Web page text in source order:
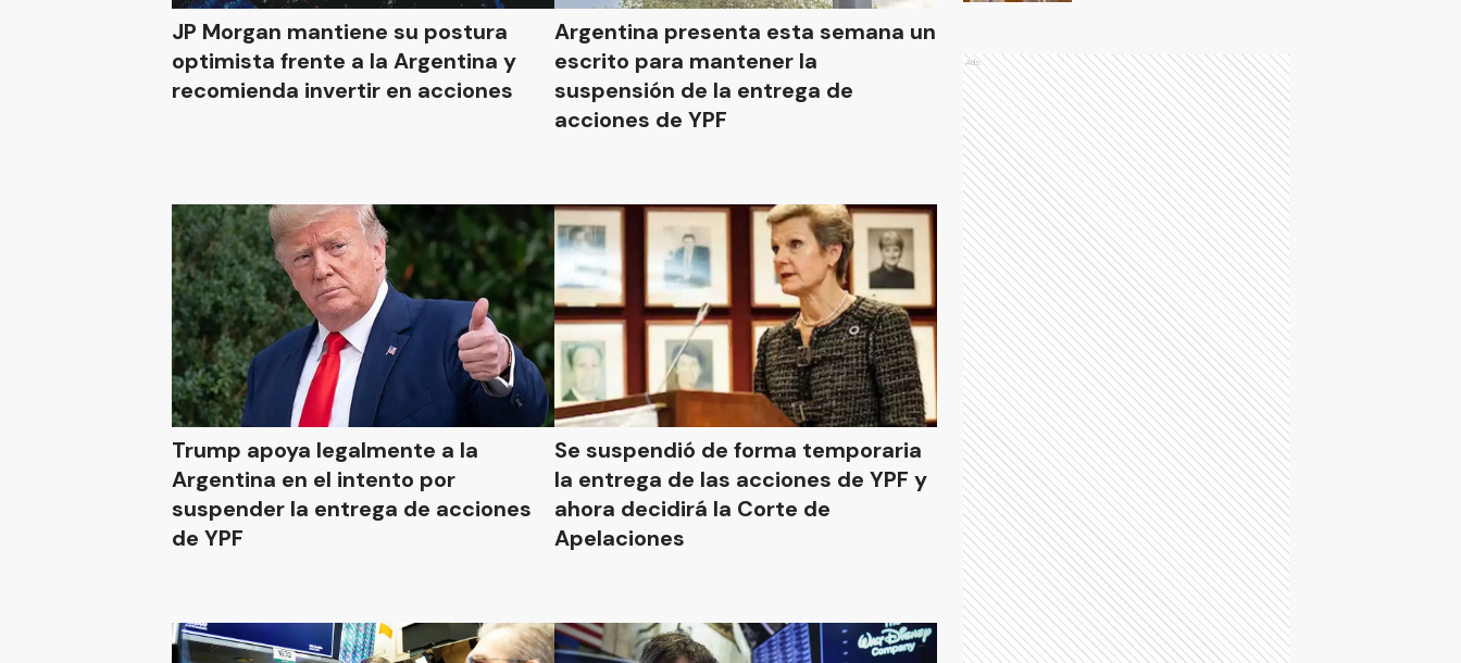
JP Morgan mantiene su postura
optimista frente a la Argentina y
recomienda invertir en acciones
Argentina presenta esta semana un
escrito para mantener la
suspensión de la entrega de
acciones de YPF
Trump apoya legalmente a la
Argentina en el intento por
suspender la entrega de acciones
de YPF
Se suspendió de forma temporaria
la entrega de las acciones de YPF y
ahora decidirá la Corte de
Apelaciones
Ads